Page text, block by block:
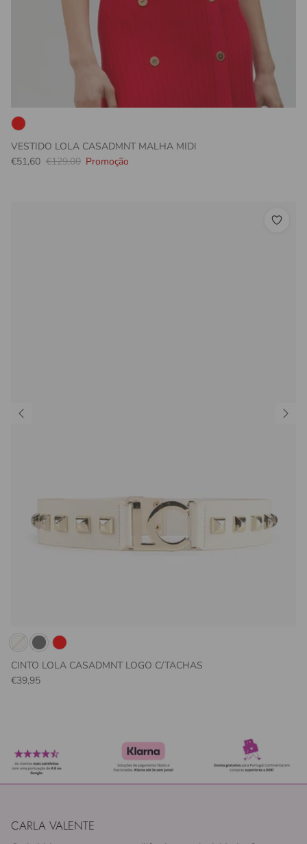
VESTIDO LOLA CASADMNT MALHA MIDI
Preço promocional
€51,60 Preço normal
€129,00 Promoção
CINTO LOLA CASADMNT LOGO C/TACHAS
Preço normal
€39,95
CARLA VALENTE